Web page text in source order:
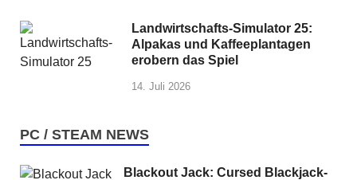
Landwirtschafts-Simulator 25:
Alpakas und Kaffeeplantagen
erobern das Spiel
14. Juli 2026
PC / STEAM NEWS
Blackout Jack: Cursed Blackjack-